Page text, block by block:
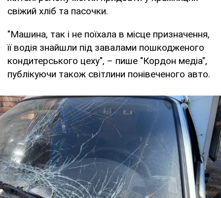
свіжий хліб та пасочки.
"Машина, так і не поїхала в місце призначення,
її водія знайшли під завалами пошкодженого
кондитерського цеху", – пише "Кордон медіа",
публікуючи також світлини понівеченого авто.